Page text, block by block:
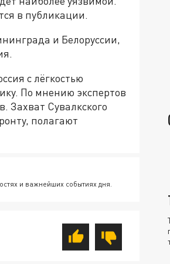
в публикации.
и Белоруссии,
с лёгкостью
По мнению экспертов
Захват Сувалкского
полагают
и важнейших событиях дня.